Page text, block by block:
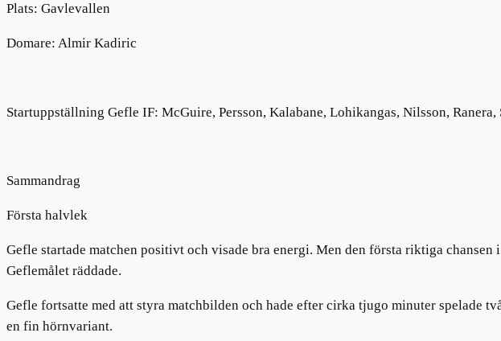
Plats: Gavlevallen
Domare: Almir Kadiric
Startuppställning Gefle IF: McGuire, Persson, Kalabane, Lohikangas, Nilsson, Ranera,
Sammandrag
Första halvlek
Gefle startade matchen positivt och visade bra energi. Men den första riktiga chansen
Geflemålet räddade.
Gefle fortsatte med att styra matchbilden och hade efter cirka tjugo minuter spelade
en fin hörnvariant.